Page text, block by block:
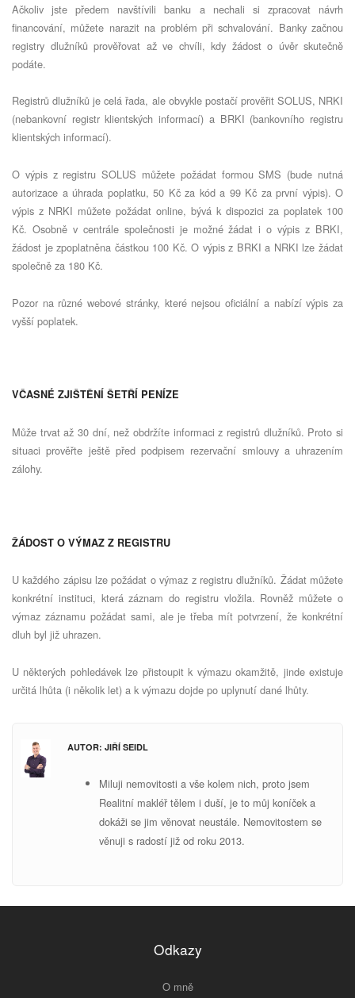
Ačkoliv jste předem navštívili banku a nechali si zpracovat návrh
financování, můžete narazit na problém při schvalování. Banky začnou
registry dlužníků prověřovat až ve chvíli, kdy žádost o úvěr skutečně
podáte.
Registrů dlužníků je celá řada, ale obvykle postačí prověřit SOLUS, NRKI
(nebankovní registr klientských informací) a BRKI (bankovního registru
klientských informací).
O výpis z registru SOLUS můžete požádat formou SMS (bude nutná
autorizace a úhrada poplatku, 50 Kč za kód a 99 Kč za první výpis). O
výpis z NRKI můžete požádat online, bývá k dispozici za poplatek 100
Kč. Osobně v centrále společnosti je možné žádat i o výpis z BRKI,
žádost je zpoplatněna částkou 100 Kč. O výpis z BRKI a NRKI lze žádat
společně za 180 Kč.
Pozor na různé webové stránky, které nejsou oficiální a nabízí výpis za
vyšší poplatek.
VČASNÉ ZJIŠTĚNÍ ŠETŘÍ PENÍZE
Může trvat až 30 dní, než obdržíte informaci z registrů dlužníků. Proto si
situaci prověřte ještě před podpisem rezervační smlouvy a uhrazením
zálohy.
ŽÁDOST O VÝMAZ Z REGISTRU
U každého zápisu lze požádat o výmaz z registru dlužníků. Žádat můžete
konkrétní instituci, která záznam do registru vložila. Rovněž můžete o
výmaz záznamu požádat sami, ale je třeba mít potvrzení, že konkrétní
dluh byl již uhrazen.
U některých pohledávek lze přistoupit k výmazu okamžitě, jinde existuje
určitá lhůta (i několik let) a k výmazu dojde po uplynutí dané lhůty.
AUTOR: JIŘÍ SEIDL
Miluji nemovitosti a vše kolem nich, proto jsem
Realitní makléř tělem i duší, je to můj koníček a
dokáži se jim věnovat neustále. Nemovitostem se
věnuji s radostí již od roku 2013.
Odkazy
O mně